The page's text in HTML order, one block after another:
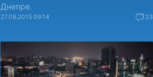
Днепре.
27.08.2015 09:14 23